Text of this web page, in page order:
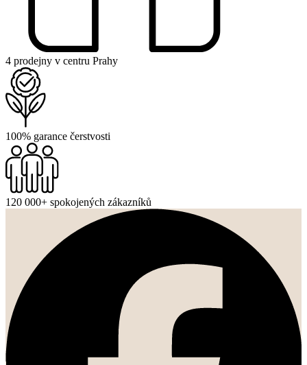
4 prodejny v centru Prahy
100% garance čerstvosti
120 000+ spokojených zákazníků